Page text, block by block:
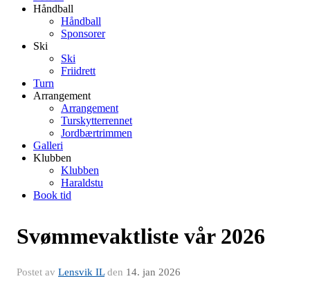
Håndball
Håndball
Sponsorer
Ski
Ski
Friidrett
Turn
Arrangement
Arrangement
Turskytterrennet
Jordbærtrimmen
Galleri
Klubben
Klubben
Haraldstu
Book tid
Svømmevaktliste vår 2026
Postet av Lensvik ILden 14. jan 2026